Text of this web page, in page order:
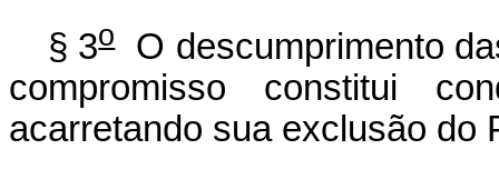
§ 3oO descumprimento
compromisso constitui
acarretando sua exclusão do